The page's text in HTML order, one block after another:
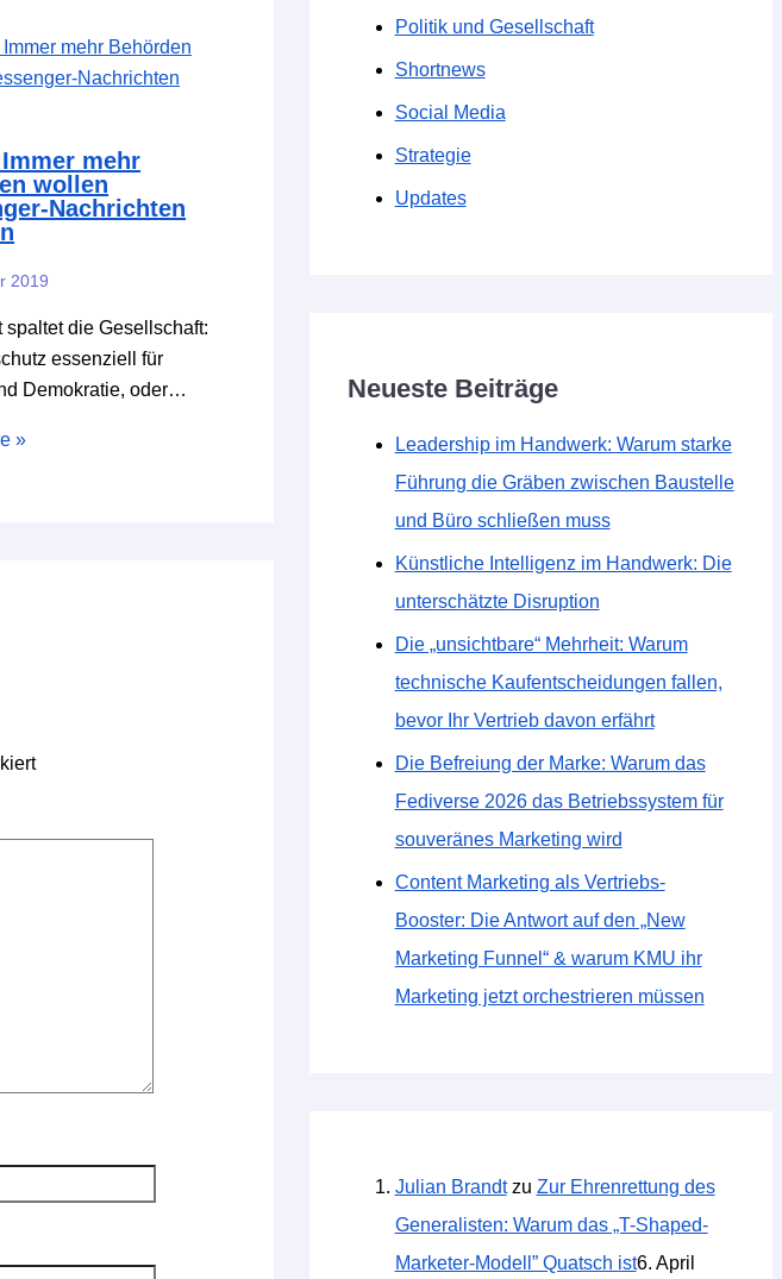
Immer mehr
wollen
Nachrichten
2019
spaltet die Gesellschaft:
essenziell für
Demokratie, oder…
»
Politik und Gesellschaft
Shortnews
Social Media
Strategie
Updates
Neueste Beiträge
Leadership im Handwerk: Warum starke
Führung die Gräben zwischen Baustelle
und Büro schließen muss
Künstliche Intelligenz im Handwerk: Die
unterschätzte Disruption
Die „unsichtbare“ Mehrheit: Warum
technische Kaufentscheidungen fallen,
bevor Ihr Vertrieb davon erfährt
Die Befreiung der Marke: Warum das
Fediverse 2026 das Betriebssystem für
souveränes Marketing wird
Content Marketing als Vertriebs-
Booster: Die Antwort auf den „New
Marketing Funnel“ & warum KMU ihr
Marketing jetzt orchestrieren müssen
Julian Brandtzu Zur Ehrenrettung des
Generalisten: Warum das „T-Shaped-
Marketer-Modell” Quatsch ist6. April